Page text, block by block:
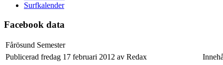
Surfkalender
Facebook data
Fårösund Semester
Publicerad fredag 17 februari 2012 av Redax